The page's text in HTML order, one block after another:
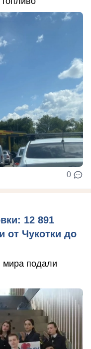
0
12 891
от Чукотки до
мира подали